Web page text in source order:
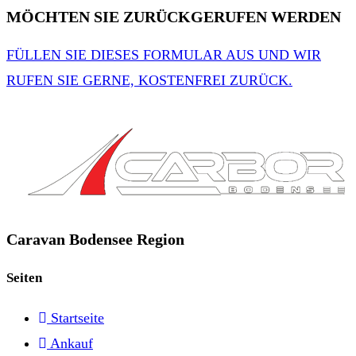
MÖCHTEN SIE ZURÜCKGERUFEN WERDEN
FÜLLEN SIE DIESES FORMULAR AUS UND WIR
RUFEN SIE GERNE, KOSTENFREI ZURÜCK.
Caravan Bodensee Region
Seiten
Startseite
Ankauf